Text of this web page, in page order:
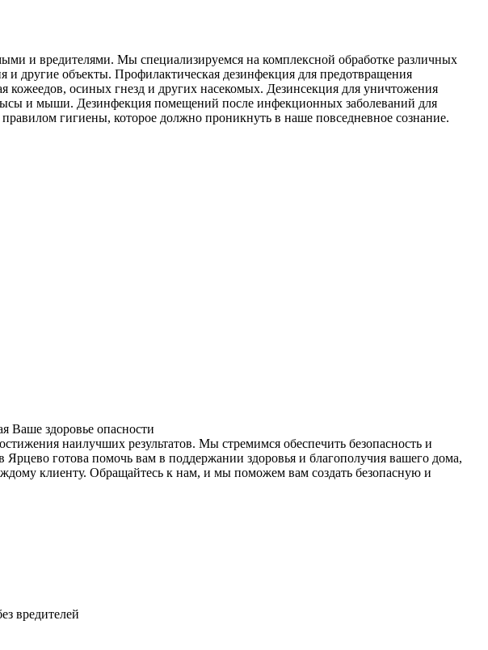
и вредителями. Мы специализируемся на комплексной обработке различных
и другие объекты. Профилактическая дезинфекция для предотвращения
кожеедов, осиных гнезд и других насекомых. Дезинсекция для уничтожения
и мыши. Дезинфекция помещений после инфекционных заболеваний для
гигиены, которое должно проникнуть в наше повседневное сознание.
Ваше здоровье опасности
наилучших результатов. Мы стремимся обеспечить безопасность и
готова помочь вам в поддержании здоровья и благополучия вашего дома,
клиенту. Обращайтесь к нам, и мы поможем вам создать безопасную и
вредителей